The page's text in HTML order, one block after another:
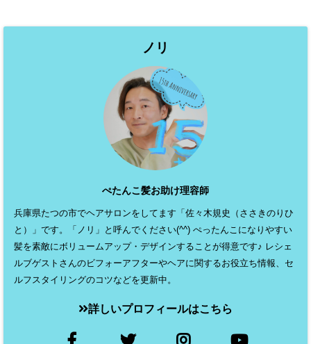
ノリ
ぺたんこ髪お助け理容師
兵庫県たつの市でヘアサロンをしてます「佐々木規史（ささきのりひ
と）」です。「ノリ」と呼んでください(^^) ぺったんこになりやすい
髪を素敵にボリュームアップ・デザインすることが得意です♪ レシェ
ルブゲストさんのビフォーアフターやヘアに関するお役立ち情報、セ
ルフスタイリングのコツなどを更新中。
詳しいプロフィールはこちら